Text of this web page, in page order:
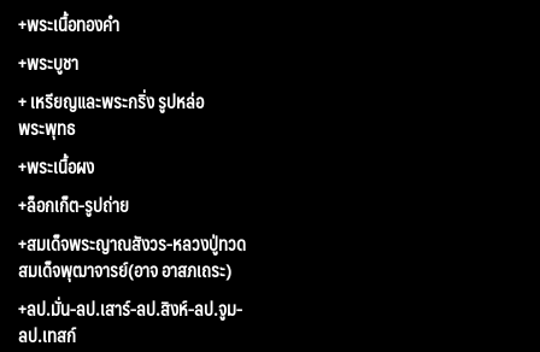
+พระเนื้อทองคำ
+พระบูชา
+ เหรียญและพระกริ่ง รูปหล่อ
พระพุทธ
+พระเนื้อผง
+ล็อกเก็ต-รูปถ่าย
+สมเด็จพระญาณสังวร-หลวงปู่ทวด
สมเด็จพุฒาจารย์(อาจ อาสภเถระ)
+ลป.มั่น-ลป.เสาร์-ลป.สิงห์-ลป.จูม-
ลป.เทสก์